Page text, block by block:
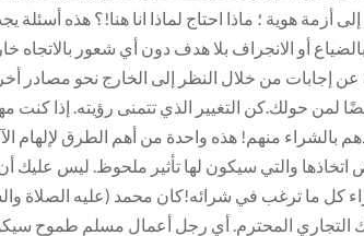
أزمة هوية ؛ ماذا احتاج لماذا انا هنا!؟ هذه
أو الانجراف بلا هدف دون أي شعور بالاتجاه
إجابات من خلال النظر إلى الخارج نحو مصادر
لمن حولك.كن التغيير الذي تتمنى رؤيته. إذا كنت
بالشراء منهم! هذه واحدة من أهم الطرق لإلهام
والتي سيكون لها تأثير ملحوظ. ليس عليك
كل ما ترغب في شرائه!كان محمد (عليه الصلاة
التجاري المحترم. أي رجل أعمال مسلم طموح